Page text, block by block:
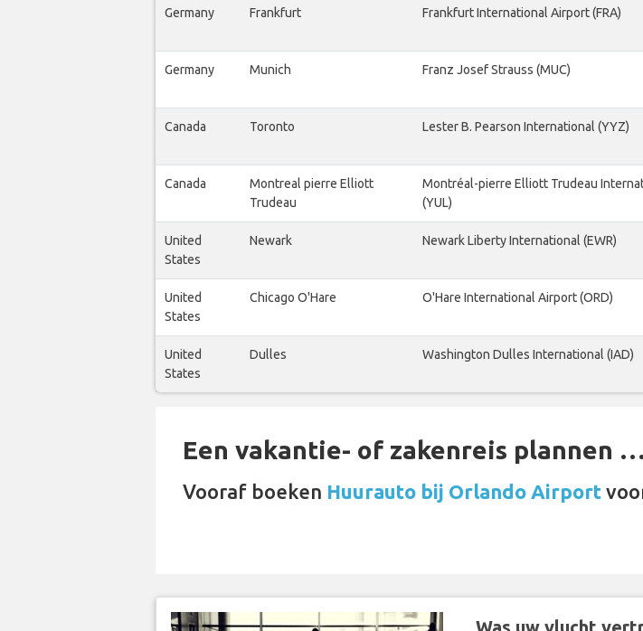
Germany Frankfurt Frankfurt International Airport (FRA)
Germany Munich Franz Josef Strauss (MUC)
Canada Toronto Lester B. Pearson International (YYZ)
Canada
Montreal pierre Elliott
Trudeau
Montréal-pierre Elliott Trudeau
(YUL)
United
States
Newark Newark Liberty International (EWR)
United
States
Chicago O'Hare O'Hare International Airport (ORD)
United
States
Dulles Washington Dulles International (IAD)
Een vakantie- of zakenreis plannen …
Vooraf boeken Huurauto bij Orlando Airport